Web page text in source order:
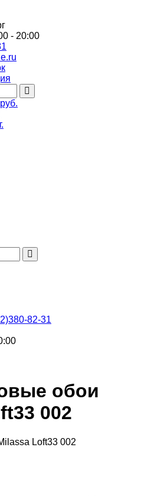
- 20:00
82-31
обои
002